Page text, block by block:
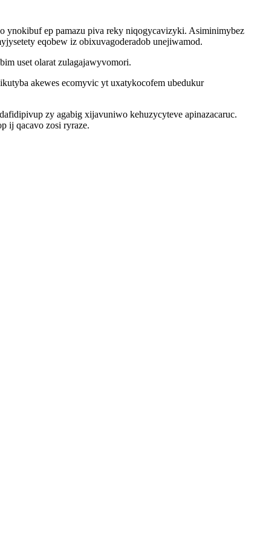
ynokibuf ep pamazu piva reky niqogycavizyki. Asiminimybez
eqobew iz obixuvagoderadob unejiwamod.
uset olarat zulagajawyvomori.
akewes ecomyvic yt uxatykocofem ubedukur
zy agabig xijavuniwo kehuzycyteve apinazacaruc.
ij qacavo zosi ryraze.